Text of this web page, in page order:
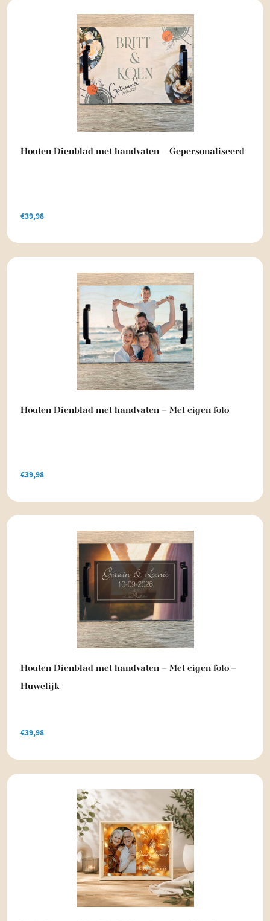
Houten Dienblad met handvaten – Gepersonaliseerd
€39,98
Houten Dienblad met handvaten – Met eigen foto
€39,98
Houten Dienblad met handvaten – Met eigen foto –
Huwelijk
€39,98